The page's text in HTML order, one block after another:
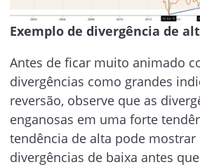
Exemplo de divergência de
Antes de ficar muito animado
divergências como grandes
reversão, observe que as
enganosas em uma forte
tendência de alta pode mostrar
divergências de baixa antes